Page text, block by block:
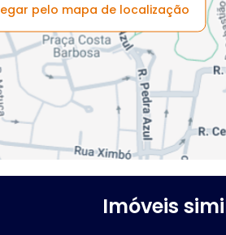
pelo mapa de localização
Imóveis